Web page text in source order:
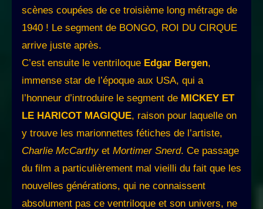
scènes coupées de ce troisième long métrage de
1940 ! Le segment de BONGO, ROI DU CIRQUE
arrive juste après.
C’est ensuite le ventriloque Edgar Bergen,
immense star de l’époque aux USA, qui a
l’honneur d’introduire le segment de MICKEY ET
LE HARICOT MAGIQUE, raison pour laquelle on
y trouve les marionnettes fétiches de l’artiste,
Charlie McCarthyet Mortimer Snerd. Ce passage
du film a particulièrement mal vieilli du fait que les
nouvelles générations, qui ne connaissent
absolument pas ce ventriloque et son univers, ne